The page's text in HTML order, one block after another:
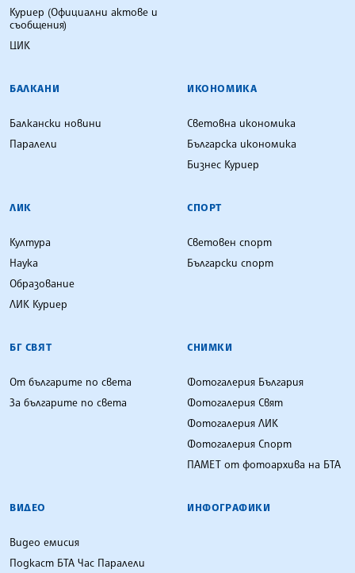
Куриер (Официални актове и
съобщения)
ЦИК
БАЛКАНИ
Балкански новини
Паралели
ИКОНОМИКА
Световна икономика
Българска икономика
Бизнес Куриер
ЛИК
Култура
Наука
Образование
ЛИК Куриер
СПОРТ
Световен спорт
Български спорт
БГ СВЯТ
От българите по света
За българите по света
СНИМКИ
Фотогалерия България
Фотогалерия Свят
Фотогалерия ЛИК
Фотогалерия Спорт
ПАМЕТ от фотоархива на БТА
ВИДЕО
Видео емисия
Подкаст БТА Час Паралели
ИНФОГРАФИКИ